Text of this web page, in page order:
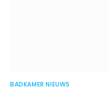
BADKAMER NIEUWS